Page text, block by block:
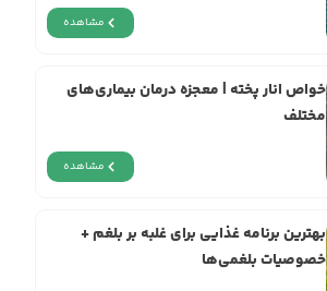
مشاهده
خواص انار پخته | معجزه‌ درمان بیماری‌های
مختلف
مشاهده
بهترین برنامه غذایی برای غلبه بر بلغم +
خصوصیات بلغمی‌ها